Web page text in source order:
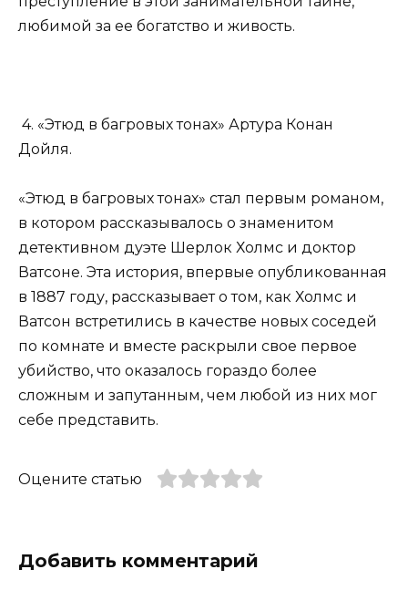
любимой за ее богатство и живость.
4. «Этюд в багровых тонах» Артура Конан
Дойля.
«Этюд в багровых тонах» стал первым романом,
в котором рассказывалось о знаменитом
детективном дуэте Шерлок Холмс и доктор
Ватсоне. Эта история, впервые опубликованная
в 1887 году, рассказывает о том, как Холмс и
Ватсон встретились в качестве новых соседей
по комнате и вместе раскрыли свое первое
убийство, что оказалось гораздо более
сложным и запутанным, чем любой из них мог
себе представить.
Оцените статью
Добавить комментарий